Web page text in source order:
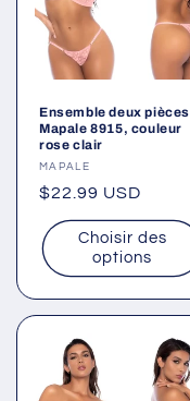
Ensemble deux pièces
Mapale 8915, couleur
rose clair
Fournisseur :
MAPALE
Prix
habituel
$22.99 USD
Choisir des
options